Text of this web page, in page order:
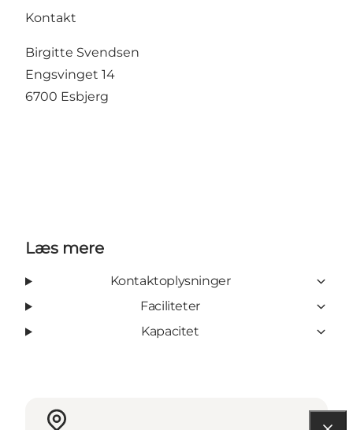
Kontakt
Birgitte Svendsen
Engsvinget 14
6700 Esbjerg
Læs mere
Kontaktoplysninger
Faciliteter
Kapacitet